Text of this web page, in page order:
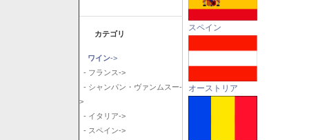
カテゴリ
ワイン->
- フランス->
- シャンパン・ヴァンムスー-
>
- イタリア->
- スペイン->
スペイン
オーストリア